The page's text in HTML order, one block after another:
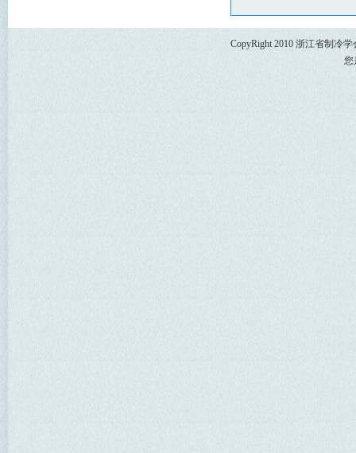
CopyRight 2010 浙江省制冷
您